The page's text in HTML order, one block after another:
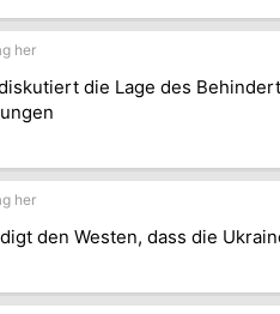
her
die Lage des
her
den Westen, dass die